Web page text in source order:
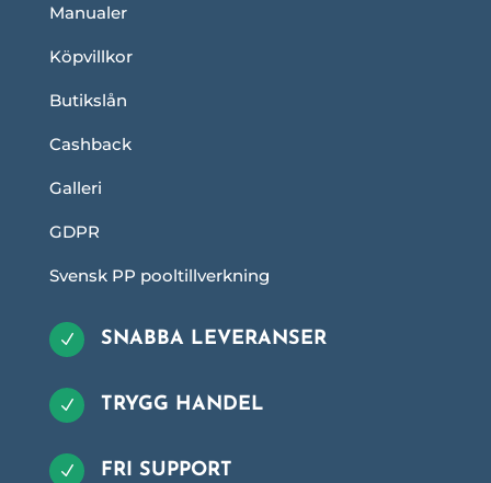
Manualer
Köpvillkor
Butikslån
Cashback
Galleri
GDPR
Svensk PP pooltillverkning
N SNABBA LEVERANSER
N TRYGG HANDEL
N FRI SUPPORT